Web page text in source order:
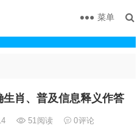
菜单
肖、普及信息释义作答
51阅读 0评论